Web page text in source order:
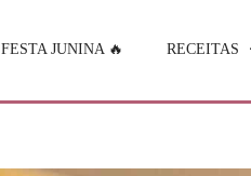
FESTA JUNINA 🔥 RECEITAS